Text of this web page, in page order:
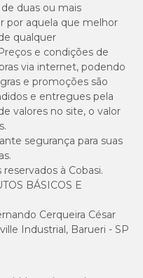
duas ou mais
por aquela que melhor
qualquer
e condições de
via internet, podendo
e promoções são
e entregues pela
valores no site, o valor
segurança para suas
à Cobasi.
BÁSICOS E
Cerqueira César
Industrial, Barueri - SP